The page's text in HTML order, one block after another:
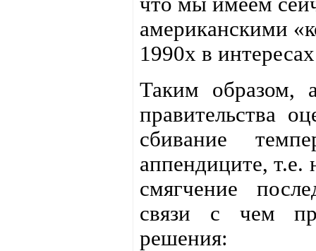
американскими
1990х в
Таким образом,
правительства
сбивание
аппендиците, т.е.
смягчение
связи с чем
решения: